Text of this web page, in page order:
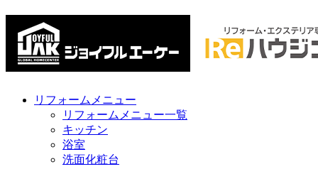
リフォームメニュー
リフォームメニュー一覧
キッチン
浴室
洗面化粧台